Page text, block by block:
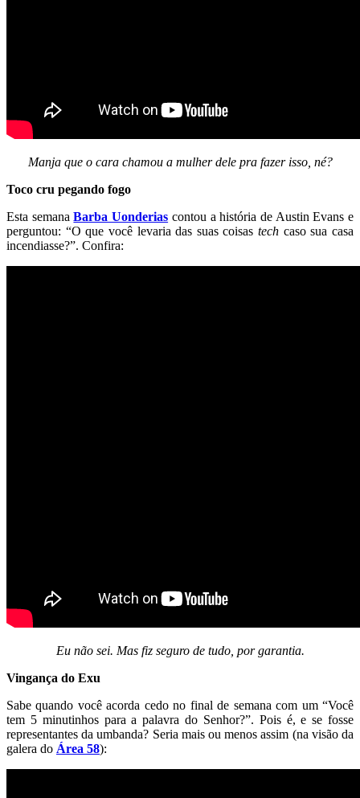
Manja que o cara chamou a mulher dele pra fazer isso, né?
Toco cru pegando fogo
Esta semanaBarba Uonderias contou a história de Austin Evans e
perguntou: “O que você levaria das suas coisastech caso sua casa
incendiasse?”. Confira:
Eu não sei. Mas fiz seguro de tudo, por garantia.
Vingança do Exu
Sabe quando você acorda cedo no final de semana com um “Você
tem 5 minutinhos para a palavra do Senhor?”. Pois é, e se fosse
representantes da umbanda? Seria mais ou menos assim (na visão da
galera do Área 58):